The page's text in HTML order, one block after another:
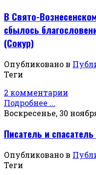
В Свято-
сбылось
(Сокур)
Опубликовано в
Теги
2 комментарии
Подробнее ...
Воскресенье, 30
Писатель и
Опубликовано в
Теги